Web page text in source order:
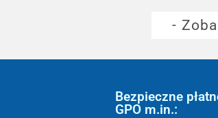
-
Bezpieczne
GPO m.in.: